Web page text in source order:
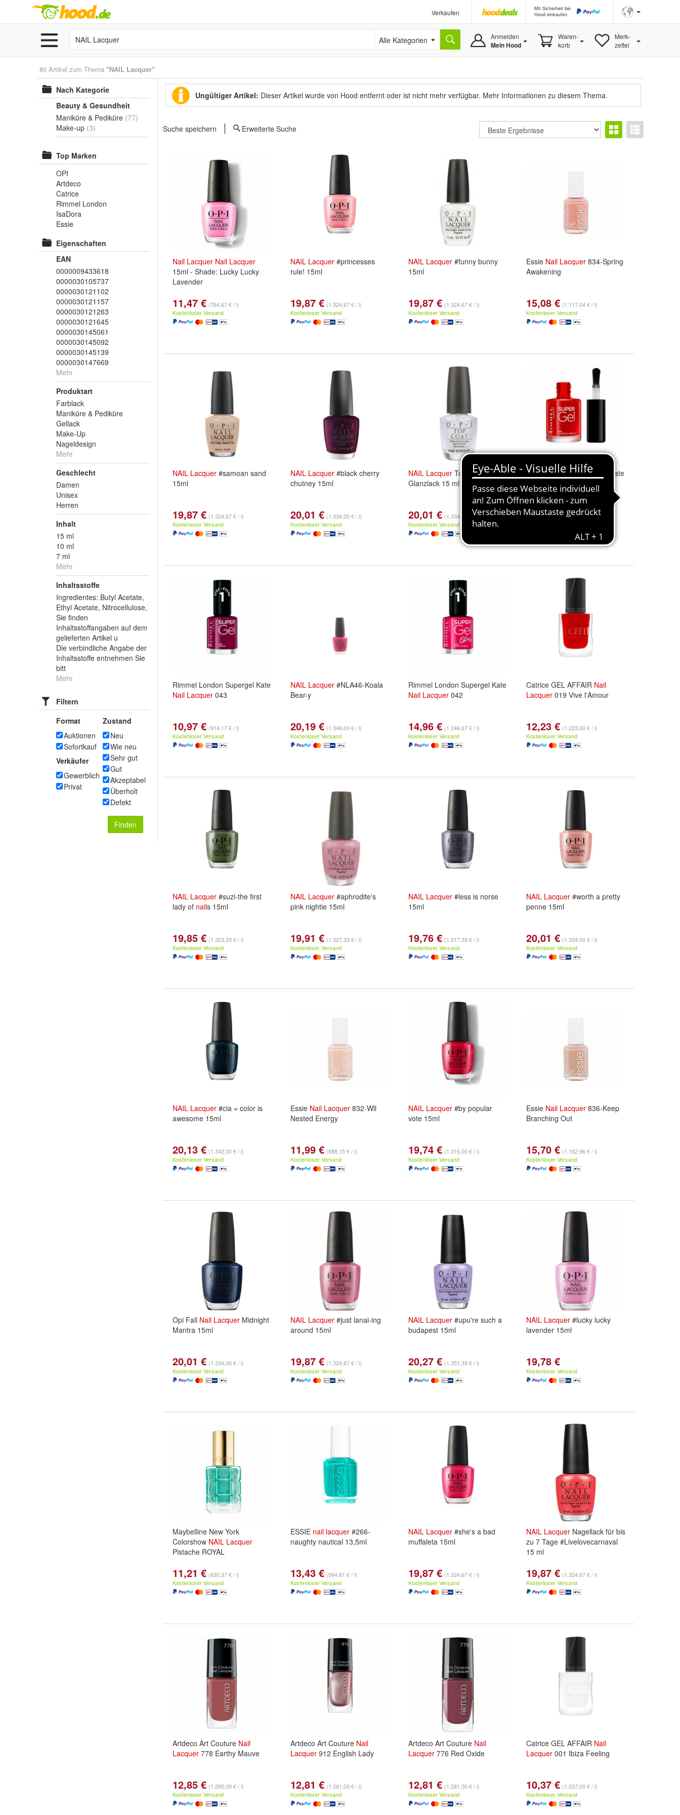
Verkaufen
Mit Sicherheit bei
Hood einkaufen
Alle Kategorien Anmelden
Mein Hood
Waren-
korb
Merk-
zettel
80 Artikel zum Thema "NAIL Lacquer"
Nach Kategorie
Beauty & Gesundheit
Maniküre & Pediküre (77)
Make-up (3)
Top Marken
OPI
Artdeco
Catrice
Rimmel London
IsaDora
Essie
Eigenschaften
EAN
0000009433618
0000030105737
0000030121102
0000030121157
0000030121263
0000030121645
0000030145061
0000030145092
0000030145139
0000030147669
Mehr
Produktart
Farblack
Maniküre & Pediküre
Gellack
Make-Up
Nageldesign
Mehr
Geschlecht
Damen
Unisex
Herren
Inhalt
15 ml
10 ml
7 ml
Mehr
Inhaltsstoffe
Ingredientes: Butyl Acetate,
Ethyl Acetate, Nitrocellulose,
Sie finden
Inhaltsstoffangaben auf dem
gelieferten Artikel u
Die verbindliche Angabe der
Inhaltsstoffe entnehmen Sie
bitt
Mehr
Filtern
Format
Auktionen
Sofortkauf
Verkäufer
Gewerblich
Privat
Zustand
Neu
Wie neu
Sehr gut
Gut
Akzeptabel
Überholt
Defekt
Finden
Ungültiger Artikel: Dieser Artikel wurde von Hood entfernt oder ist nicht mehr verfügbar. Mehr Informationen zu diesem Thema.
Suche speichern Erweiterte Suche
Nail Lacquer Nail Lacquer
15ml - Shade: Lucky Lucky
Lavender
11,47 € (764,67 € / l)
Kostenloser Versand
NAIL Lacquer #princesses
rule! 15ml
19,87 € (1.324,67 € / l)
Kostenloser Versand
NAIL Lacquer #funny bunny
15ml
19,87 € (1.324,67 € / l)
Kostenloser Versand
Essie Nail Lacquer 834-Spring
Awakening
15,08 € (1.117,04 € / l)
Kostenloser Versand
NAIL Lacquer #samoan sand
15ml
19,87 € (1.324,67 € / l)
Kostenloser Versand
NAIL Lacquer #black cherry
chutney 15ml
20,01 € (1.334,00 € / l)
Kostenloser Versand
NAIL Lacquer Top Coat
Glanzlack 15 ml
20,01 € (1.334,00 € / l)
Kostenloser Versand
Rimmel London Supergel Kate
Nail
Lacquer 045
11,17 € (930,83 € / l)
Rimmel London Supergel Kate
Nail Lacquer 043
10,97 € (914,17 € / l)
Kostenloser Versand
NAIL Lacquer #NLA46-Koala
Bear-y
20,19 € (1.346,00 € / l)
Kostenloser Versand
Rimmel London Supergel Kate
Nail Lacquer 042
14,96 € (1.246,67 € / l)
Kostenloser Versand
Catrice GEL AFFAIR Nail
Lacquer 019 Vive l'Amour
12,23 € (1.223,00 € / l)
Kostenloser Versand
NAIL Lacquer #suzi-the first
lady of nails 15ml
19,85 € (1.323,33 € / l)
Kostenloser Versand
NAIL Lacquer #aphrodite's
pink nightie 15ml
19,91 € (1.327,33 € / l)
Kostenloser Versand
NAIL Lacquer #less is norse
15ml
19,76 € (1.317,33 € / l)
Kostenloser Versand
NAIL Lacquer #worth a pretty
penne 15ml
20,01 € (1.334,00 € / l)
Kostenloser Versand
NAIL Lacquer #cia = color is
awesome 15ml
20,13 € (1.342,00 € / l)
Kostenloser Versand
Essie Nail Lacquer 832-Wll
Nested Energy
11,99 € (888,15 € / l)
Kostenloser Versand
NAIL Lacquer #by popular
vote 15ml
19,74 € (1.316,00 € / l)
Kostenloser Versand
Essie Nail Lacquer 836-Keep
Branching Out
15,70 € (1.162,96 € / l)
Kostenloser Versand
Opi Fall Nail Lacquer Midnight
Mantra 15ml
20,01 € (1.334,00 € / l)
Kostenloser Versand
NAIL Lacquer #just lanai-ing
around 15ml
19,87 € (1.324,67 € / l)
Kostenloser Versand
NAIL Lacquer #upu're such a
budapest 15ml
20,27 € (1.351,33 € / l)
Kostenloser Versand
NAIL Lacquer #lucky lucky
lavender 15ml
19,78 €
Kostenloser Versand
Maybelline New York
Colorshow NAIL Lacquer
Pistache ROYAL
11,21 € (830,37 € / l)
Kostenloser Versand
ESSIE nail lacquer #266-
naughty nautical 13,5ml
13,43 € (994,81 € / l)
Kostenloser Versand
NAIL Lacquer #she's a bad
muffaleta 15ml
19,87 € (1.324,67 € / l)
Kostenloser Versand
NAIL Lacquer Nagellack für bis
zu 7 Tage #Livelovecarnaval
15 ml
19,87 € (1.324,67 € / l)
Kostenloser Versand
Artdeco Art Couture Nail
Lacquer 778 Earthy Mauve
12,85 € (1.285,00 € / l)
Kostenloser Versand
Artdeco Art Couture Nail
Lacquer 912 English Lady
12,81 € (1.281,00 € / l)
Kostenloser Versand
Artdeco Art Couture Nail
Lacquer 776 Red Oxide
12,81 € (1.281,00 € / l)
Kostenloser Versand
Catrice GEL AFFAIR Nail
Lacquer 001 Ibiza Feeling
10,37 € (1.037,00 € / l)
Kostenloser Versand